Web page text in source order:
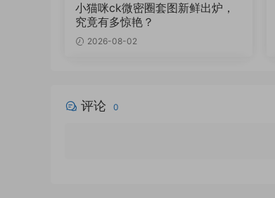
小猫咪ck微密圈套图新鲜出炉，
究竟有多惊艳？
2026-08-02
评论 0